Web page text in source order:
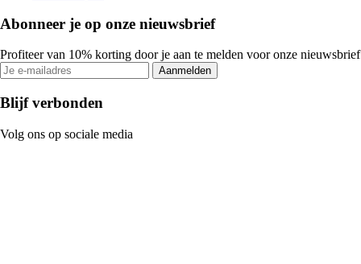
Abonneer je op onze nieuwsbrief
Profiteer van 10% korting door je aan te melden voor onze nieuwsbrief
Aanmelden
Blijf verbonden
Volg ons op sociale media